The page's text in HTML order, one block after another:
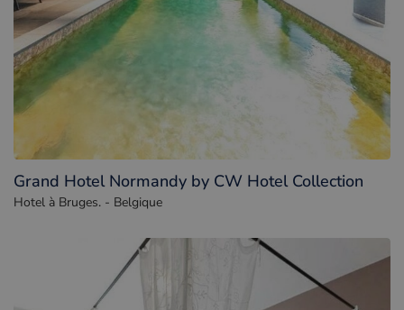
Grand Hotel Normandy by CW Hotel Collection
Hotel à Bruges. - Belgique